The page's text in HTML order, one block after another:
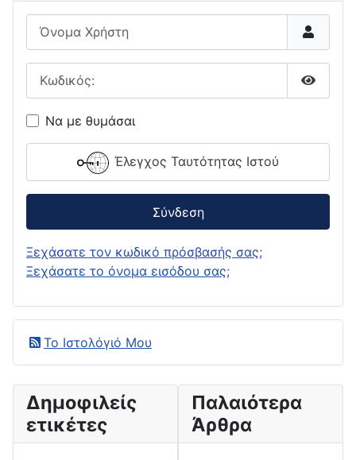
Όνομα Χρήστη
Να με θυμάσαι
Έλεγχος Ταυτότητας Ιστού
Σύνδεση
Ξεχάσατε τον κωδικό πρόσβασής σας;
Ξεχάσατε το όνομα εισόδου σας;
Το Ιστολόγιό Μου
Δημοφιλείς
ετικέτες
Παλαιότερα
Άρθρα